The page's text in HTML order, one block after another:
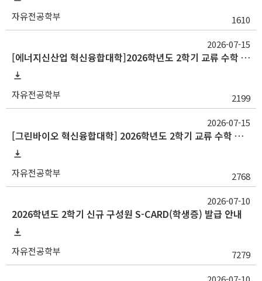
자유전공학부 1610
[에너지신산업 혁신융합대학]2026학년도 2학기 교류 수학 안내(고려대, 부산대, 한양대)
자유전공학부 2199
2026-07-15
[그린바이오 혁신융합대학] 2026학년도 2학기 교류 수학 안내(충남대)
자유전공학부 2768
2026-07-15
2026학년도 2학기 신규 구성원 S-CARD(학생증) 발급 안내
자유전공학부 7279
2026-07-10